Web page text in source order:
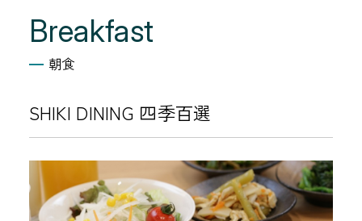
Breakfast
朝食
SHIKI DINING 四季百選